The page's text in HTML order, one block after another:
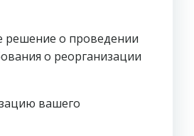
решение о проведении
о реорганизации
вашего